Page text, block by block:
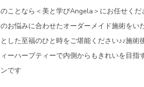
ことなら＜美と学びAngela＞にお任せくだ
お悩みに合わせたオーダーメイド施術をい
した至福のひと時をご堪能ください♪♪施術
ーハーブティーで内側からもきれいを目指
です